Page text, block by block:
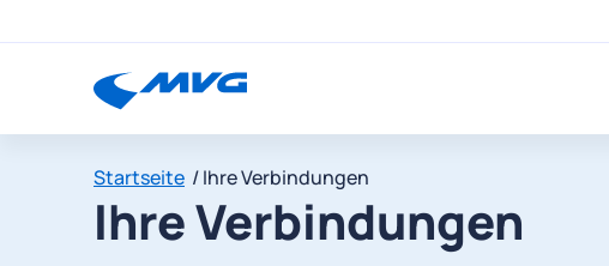
Startseite Ihre Verbindungen
Ihre Verbindungen